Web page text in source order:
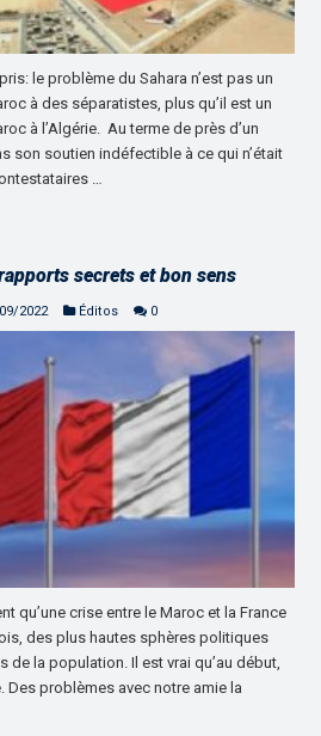
le problème du Sahara n’est pas un
à des séparatistes, plus qu’il est un
à l’Algérie. Au terme de près d’un
son soutien indéfectible à ce qui n’était
…
secrets et bon sens
2022 Éditos 0
qu’une crise entre le Maroc et la France
des plus hautes sphères politiques
de la population. Il est vrai qu’au début,
Des problèmes avec notre amie la